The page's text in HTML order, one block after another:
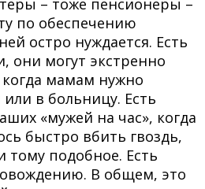
– тоже пенсионеры –
по обеспечению
остро нуждается. Есть
они могут экстренно
мамам нужно
в больницу. Есть
«мужей на час», когда
быстро вбить гвоздь,
тому подобное. Есть
В общем, это